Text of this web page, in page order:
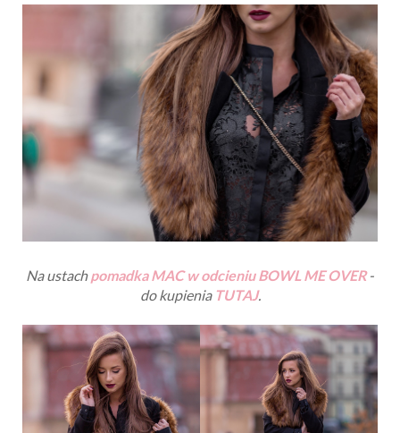
Na ustachpomadka MAC w odcieniu BOWL ME OVER-
do kupienia TUTAJ.